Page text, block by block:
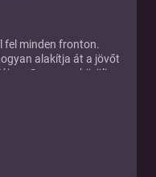
fel minden fronton.
alakítja át a jövőt
a Samsung körüli
GO mögött épülő új
már nem csak